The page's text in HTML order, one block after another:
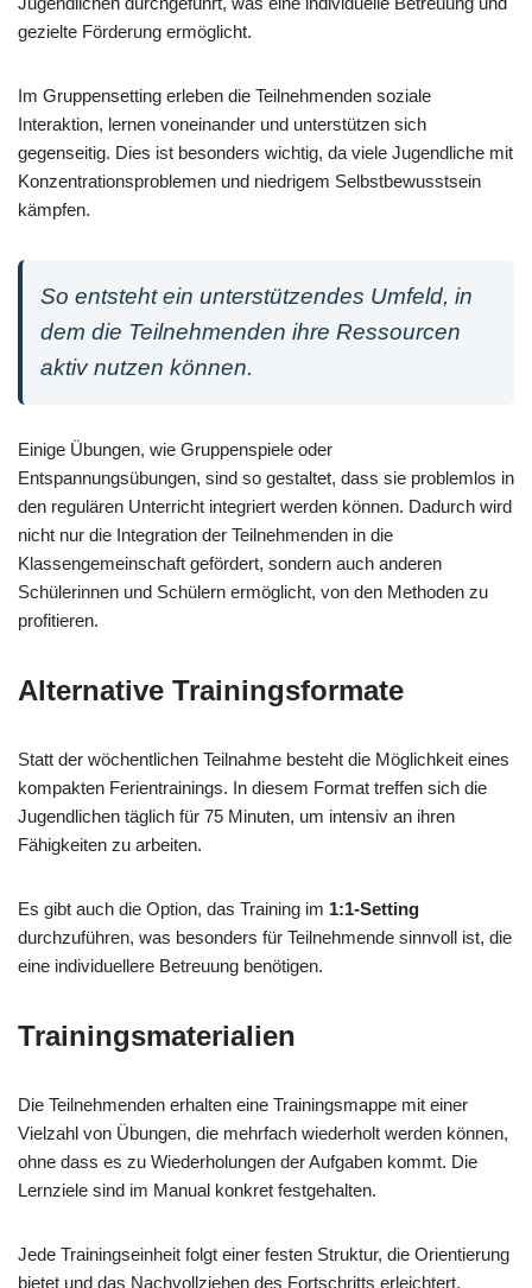
gezielte Förderung ermöglicht.
Im Gruppensetting erleben die Teilnehmenden soziale
Interaktion, lernen voneinander und unterstützen sich
gegenseitig. Dies ist besonders wichtig, da viele Jugendliche mit
Konzentrationsproblemen und niedrigem Selbstbewusstsein
kämpfen.
So entsteht ein unterstützendes Umfeld, in
dem die Teilnehmenden ihre Ressourcen
aktiv nutzen können.
Einige Übungen, wie Gruppenspiele oder
Entspannungsübungen, sind so gestaltet, dass sie problemlos in
den regulären Unterricht integriert werden können. Dadurch wird
nicht nur die Integration der Teilnehmenden in die
Klassengemeinschaft gefördert, sondern auch anderen
Schülerinnen und Schülern ermöglicht, von den Methoden zu
profitieren.
Alternative Trainingsformate
Statt der wöchentlichen Teilnahme besteht die Möglichkeit eines
kompakten Ferientrainings. In diesem Format treffen sich die
Jugendlichen täglich für 75 Minuten, um intensiv an ihren
Fähigkeiten zu arbeiten.
Es gibt auch die Option, das Training im 1:1-Setting
durchzuführen, was besonders für Teilnehmende sinnvoll ist, die
eine individuellere Betreuung benötigen.
Trainingsmaterialien
Die Teilnehmenden erhalten eine Trainingsmappe mit einer
Vielzahl von Übungen, die mehrfach wiederholt werden können,
ohne dass es zu Wiederholungen der Aufgaben kommt. Die
Lernziele sind im Manual konkret festgehalten.
Jede Trainingseinheit folgt einer festen Struktur, die Orientierung
bietet und das Nachvollziehen des Fortschritts erleichtert.